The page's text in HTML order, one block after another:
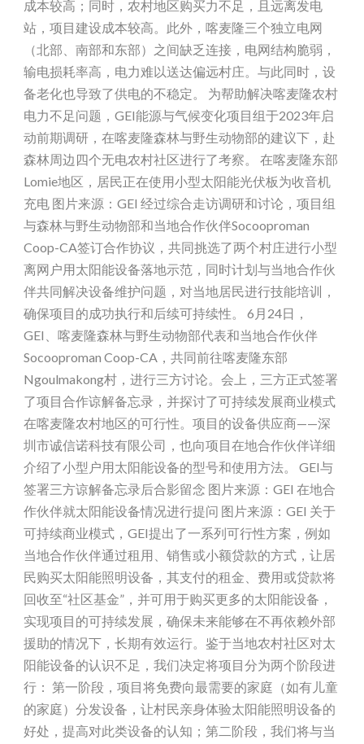
成本较高；同时，农村地区购买力不足，且远离发电
站，项目建设成本较高。此外，喀麦隆三个独立电网
（北部、南部和东部）之间缺乏连接，电网结构脆弱，
输电损耗率高，电力难以送达偏远村庄。与此同时，设
备老化也导致了供电的不稳定。 为帮助解决喀麦隆农村
电力不足问题，GEI能源与气候变化项目组于2023年启
动前期调研，在喀麦隆森林与野生动物部的建议下，赴
森林周边四个无电农村社区进行了考察。 在喀麦隆东部
Lomie地区，居民正在使用小型太阳能光伏板为收音机
充电 图片来源：GEI 经过综合走访调研和讨论，项目组
与森林与野生动物部和当地合作伙伴Socooproman
Coop-CA签订合作协议，共同挑选了两个村庄进行小型
离网户用太阳能设备落地示范，同时计划与当地合作伙
伴共同解决设备维护问题，对当地居民进行技能培训，
确保项目的成功执行和后续可持续性。 6月24日，
GEI、喀麦隆森林与野生动物部代表和当地合作伙伴
Socooproman Coop-CA，共同前往喀麦隆东部
Ngoulmakong村，进行三方讨论。会上，三方正式签署
了项目合作谅解备忘录，并探讨了可持续发展商业模式
在喀麦隆农村地区的可行性。项目的设备供应商——深
圳市诚信诺科技有限公司，也向项目在地合作伙伴详细
介绍了小型户用太阳能设备的型号和使用方法。 GEI与
签署三方谅解备忘录后合影留念 图片来源：GEI 在地合
作伙伴就太阳能设备情况进行提问 图片来源：GEI 关于
可持续商业模式，GEI提出了一系列可行性方案，例如
当地合作伙伴通过租用、销售或小额贷款的方式，让居
民购买太阳能照明设备，其支付的租金、费用或贷款将
回收至“社区基金”，并可用于购买更多的太阳能设备，
实现项目的可持续发展，确保未来能够在不再依赖外部
援助的情况下，长期有效运行。鉴于当地农村社区对太
阳能设备的认识不足，我们决定将项目分为两个阶段进
行： 第一阶段，项目将免费向最需要的家庭（如有儿童
的家庭）分发设备，让村民亲身体验太阳能照明设备的
好处，提高对此类设备的认知；第二阶段，我们将与当